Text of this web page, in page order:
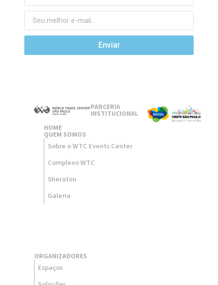
Enviar
PARCERIA
INSTITUCIONAL
HOME
QUEM SOMOS
Sobre o WTC Events Center
Complexo WTC
Sheraton
Galeria
ORGANIZADORES
Espaços